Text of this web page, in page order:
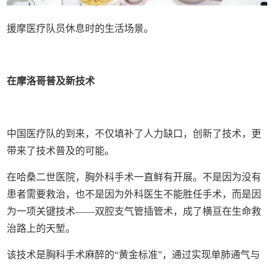
援摩医疗队员休息时的生活场景。
在摩洛哥普及新技术
中国医疗队的到来，不仅填补了人力缺口，创新了技术，更
带来了技术普及的可能。
在哈桑二世医院，胸外科手术一直鲜有开展。不是因为没有
患者需要救治，也不是因为外科医生不能胜任手术，而是因
为一项关键技术——双腔支气管插管术，成了横亘在生命救
治路上的天堑。
该技术是胸科手术麻醉的“黄金标准”，通过实现单肺通气与